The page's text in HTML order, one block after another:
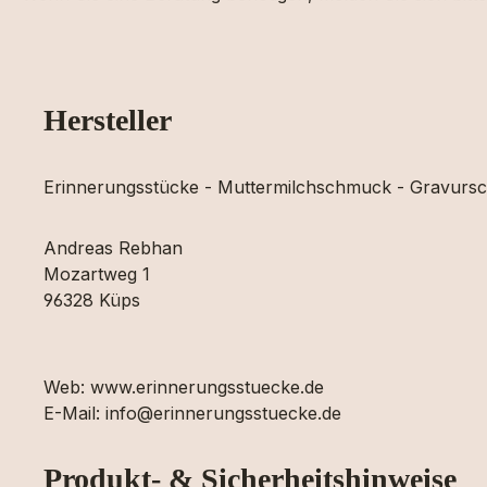
Hersteller
Erinnerungsstücke - Muttermilchschmuck -
Andreas Rebhan
Mozartweg 1
96328 Küps
Web: www.erinnerungsstuecke.de
E-Mail: info@erinnerungsstuecke.de
Produkt- & Sicherheitshinweise